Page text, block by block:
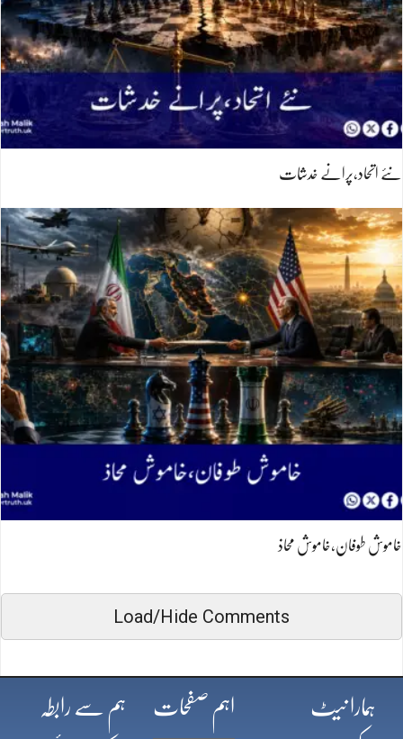
نئے اتحاد،پرانے خدشات
خاموش طوفان،خاموش محاذ
Load/Hide Comments
ہمارا نیٹ اہم صفحات ہم سے رابطہ